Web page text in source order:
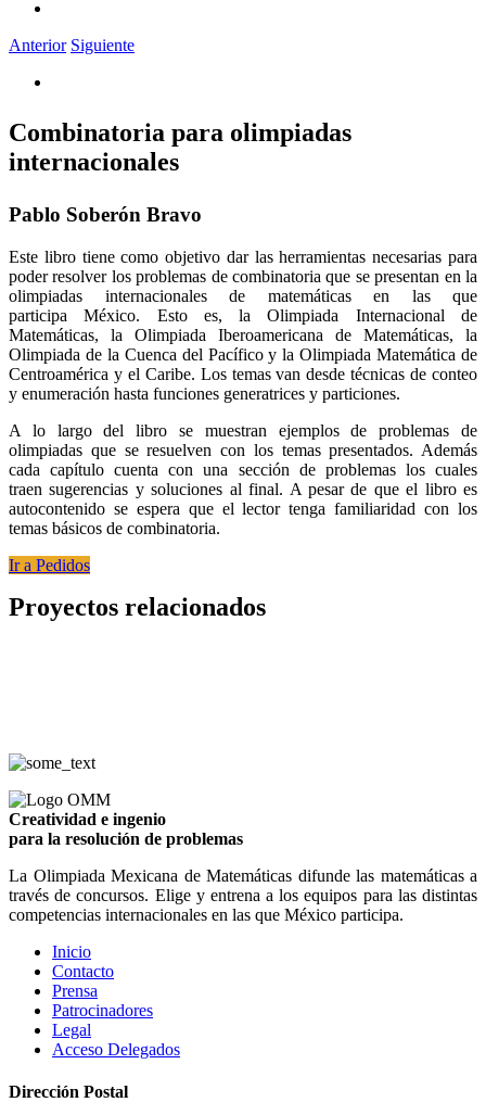
Anterior Siguiente
Combinatoria para olimpiadas
internacionales
Pablo Soberón Bravo
Este libro tiene como objetivo dar las herramientas necesarias para
poder resolver los problemas de combinatoria que se presentan en la
olimpiadas internacionales de matemáticas en las que
participa México. Esto es, la Olimpiada Internacional de
Matemáticas, la Olimpiada Iberoamericana de Matemáticas, la
Olimpiada de la Cuenca del Pacífico y la Olimpiada Matemática de
Centroamérica y el Caribe. Los temas van desde técnicas de conteo
y enumeración hasta funciones generatrices y particiones.
A lo largo del libro se muestran ejemplos de problemas de
olimpiadas que se resuelven con los temas presentados. Además
cada capítulo cuenta con una sección de problemas los cuales
traen sugerencias y soluciones al final. A pesar de que el libro es
autocontenido se espera que el lector tenga familiaridad con los
temas básicos de combinatoria.
Ir a Pedidos
Proyectos relacionados
Creatividad e ingenio
para la resolución de problemas
La Olimpiada Mexicana de Matemáticas difunde las matemáticas a
través de concursos. Elige y entrena a los equipos para las distintas
competencias internacionales en las que México participa.
Inicio
Contacto
Prensa
Patrocinadores
Legal
Acceso Delegados
Dirección Postal